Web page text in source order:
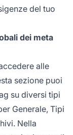
del tuo
dei meta
alle
sezione puoi
su diversi tipi
Generale, Tipi
Nella